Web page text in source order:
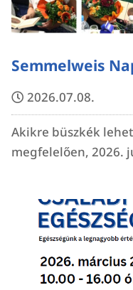
Semmelweis
2026.07.08.
Akikre büszkék
megfelelően, 2026.